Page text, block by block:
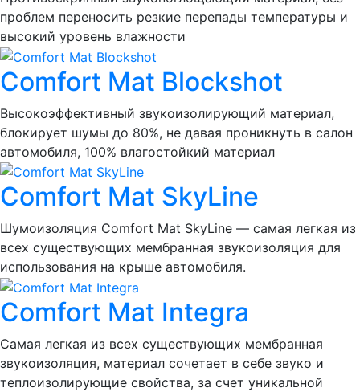
проблем переносить резкие перепады температуры и
высокий уровень влажности
Comfort Mat Blockshot
Высокоэффективный звукоизолирующий материал,
блокирует шумы до 80%, не давая проникнуть в салон
автомобиля, 100% влагостойкий материал
Comfort Mat SkyLine
Шумоизоляция Comfort Mat SkyLine — самая легкая из
всех существующих мембранная звукоизоляция для
использования на крыше автомобиля.
Comfort Mat Integra
Самая легкая из всех существующих мембранная
звукоизоляция, материал сочетает в себе звуко и
теплоизолирующие свойства, за счет уникальной